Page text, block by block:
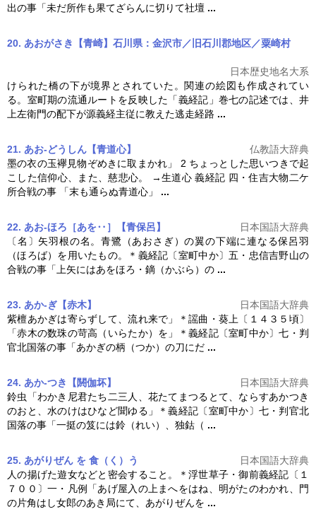
出の事「未だ所作も果てざらんに切りて社壇 ...
20. あおがさき【青崎】石川県：金沢市／旧石川郡地区／粟崎村
日本歴史地名大系
けられた橋の下が境界とされていた。関連の絵図も作成されてい
る。室町期の流通ルートを反映した「義経記 」巻七の記述では、井
上左衛門の配下が源義経主従に教えた逃走経路 ...
21. あお‐どうしん【青道心】
仏教語大辞典
墨の衣の玉襷見物ぞめきに取まかれ」 2 ちょっとした思いつきで起
こした信仰心、また、慈悲心。 →生道心義経記 四・住吉大物二ケ
所合戦の事 「末も通らぬ青道心」 ...
22. あお‐ほろ［あを‥］【青保呂】
日本国語大辞典
〔名〕矢羽根の名。青鷺（あおさぎ）の翼の下端に連なる保呂羽
（ほろば）を用いたもの。＊ 義経記 〔室町中か〕五・忠信吉野山の
合戦の事「上矢にはあをほろ・鏑（かぶら）の ...
23. あか‐ぎ【赤木】
日本国語大辞典
紫檀あかぎは寄らずして、流れ来で」＊謡曲・葵上〔１４３５頃〕
「赤木の数珠の苛高（いらたか）を」＊ 義経記〔室町中か〕七・判
官北国落の事「あかぎの柄（つか）の刀にだ ...
24. あか‐つき【閼伽坏】
日本国語大辞典
鈴虫「わかき尼君たち二三人、花たてまつるとて、ならすあかつき
のおと、水のけはひなど聞ゆる」＊義経記 〔室町中か〕七・判官北
国落の事「一挺の笈には鈴（れい）、独鈷（ ...
25. あがりぜん を 食（く）う
日本国語大辞典
人の揚げた遊女などと密会すること。＊浮世草子・御前義経記 〔１
７００〕一・凡例「あげ屋入の上まへをはね、明がたのわかれ、門
の片角はし女郎のあき局にて、あがりぜんを ...